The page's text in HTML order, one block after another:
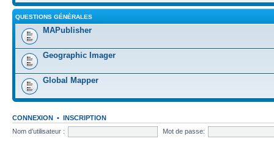
QUESTIONS GÉNÉRALES
MAPublisher
Geographic Imager
Global Mapper
CONNEXION • INSCRIPTION
Nom d’utilisateur :
Mot de passe: